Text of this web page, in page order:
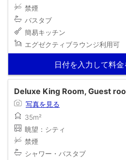
禁煙
バスタブ
簡易キッチン
エグゼクティブラウンジ利用可
日付を入力して料
Deluxe King Room, Guest
写真を見る
35m²
眺望：シティ
禁煙
シャワー・バスタブ